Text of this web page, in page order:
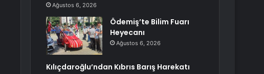
Ağustos 6, 2026
Ödemiş’te Bilim Fuarı
Heyecanı
Ağustos 6, 2026
Kılıçdaroğlu’ndan Kıbrıs Barış Harekatı